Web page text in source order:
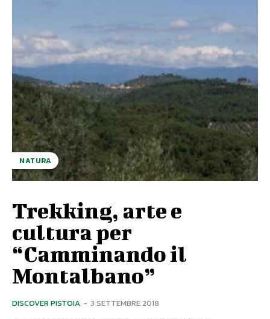
NATURA
Trekking, arte e
cultura per
“Camminando il
Montalbano”
DISCOVER PISTOIA - 3 SETTEMBRE 2018